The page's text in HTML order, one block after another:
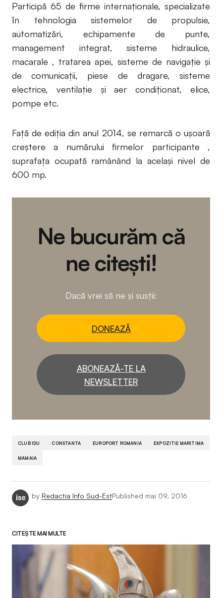
Participă 65 de firme internaționale, specializate
ȋn tehnologia sistemelor de propulsie,
automatizări, echipamente de punte,
management integrat, sisteme hidraulice,
macarale , tratarea apei, sisteme de navigație şi
de comunicații, piese de dragare, sisteme
electrice, ventilație şi aer condiționat, elice,
pompe etc.
Față de ediția din anul 2014, se remarcă o uşoară
creştere a numărului firmelor participante ,
suprafața ocupată ramânând la acelaşi nivel de
600 mp.
Ne bucurăm că
ne citești!
Dacă vrei să ne și susții:
DONEAZĂ
ABONEAZĂ-TE LA
NEWSLETTER
CLUB IDU CONSTANTA EUROPORT ROMANIA EXPOZITIE MARITIMA
MAMAIA
by Redactia Info Sud-EstPublished mai 09, 2016
CITEȘTE MAI MULTE